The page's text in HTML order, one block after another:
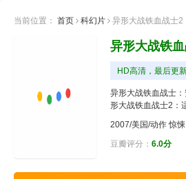
当前位置： 首页 科幻片 异形大战铁血战士2
异形大战铁
HD高清，最后更
异形大战铁血战士
形大战铁血战士2：
2007/美国/动作 惊悚
豆瓣评分： 6.0分